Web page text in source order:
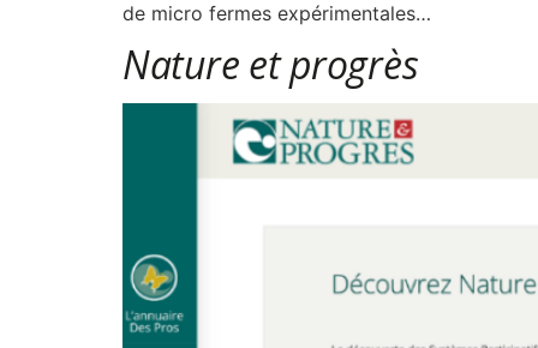
de micro fermes expérimentales…
Nature et progrès